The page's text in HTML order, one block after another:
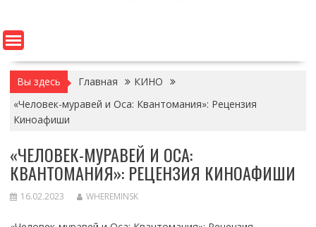
Вы здесь Главная
КИНО
«Человек-муравей и Оса: Квантомания»: Рецензия
Киноафиши
«ЧЕЛОВЕК-МУРАВЕЙ И ОСА:
КВАНТОМАНИЯ»: РЕЦЕНЗИЯ КИНОАФИШИ
16.02.2023 WHEREMINSK